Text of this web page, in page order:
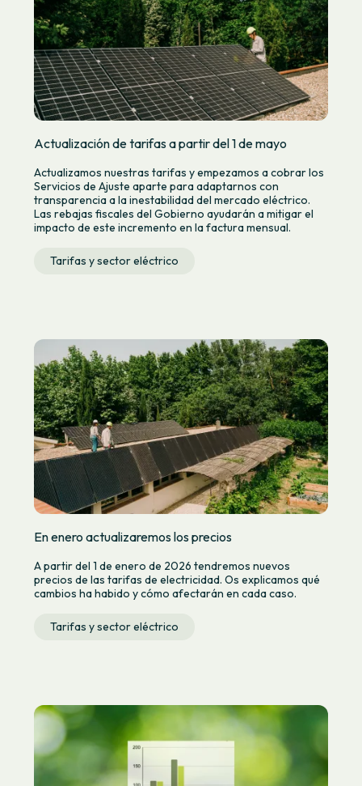
Actualización de tarifas a partir del 1 de mayo
Actualizamos nuestras tarifas y empezamos a cobrar los
Servicios de Ajuste aparte para adaptarnos con
transparencia a la inestabilidad del mercado eléctrico.
Las rebajas fiscales del Gobierno ayudarán a mitigar el
impacto de este incremento en la factura mensual.
Tarifas y sector eléctrico
En enero actualizaremos los precios
A partir del 1 de enero de 2026 tendremos nuevos
precios de las tarifas de electricidad. Os explicamos qué
cambios ha habido y cómo afectarán en cada caso.
Tarifas y sector eléctrico